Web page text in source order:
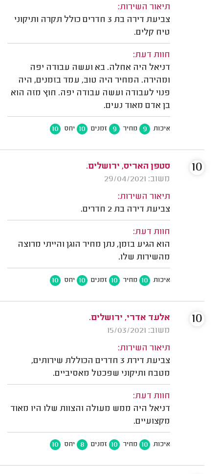
תיאור השירות:
צביעת דירה בת 3 חדרים כולל תקרה ותיקוני
טיח קלים.
חוות דעת:
דניאל היה אחלה. בא ועשה עבודה יפה
ומהירה. המחיר היה טוב, עמד בזמנים, היה
פנוי לעבודה ועשה עבודה יפה. חוץ מזה הוא
בן אדם מאוד נעים.
איכות 9 מחיר 9 זמנים 10 יחס 10
סטפן האריס, ירושלים.
משוב: 29/04/2021
תיאור השירות:
צביעת דירה בת 2 חדרים.
חוות דעת:
הוא הגיע בזמן, נתן מחיר הוגן והייתי מרוצה
מהשירות שלו.
איכות 10 מחיר 10 זמנים 10 יחס 10
10
אלעד אדרי, ירושלים.
משוב: 15/03/2021
תיאור השירות:
צביעת דירת 3 חדרים הכוללת שירותים,
מטבח ותיקוני שפכטל מאסיביים.
חוות דעת:
דניאל היה ממש מעולה והצוות שלו היו מאוד
מקצועיים.
איכות 10 מחיר 10 זמנים 8 יחס 10
10